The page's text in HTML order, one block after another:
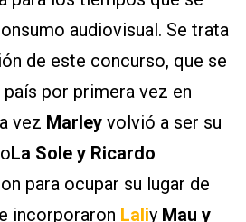
audiovisual. Se trata
de este concurso, que se
por primera vez en
vez Marley volvió a ser su
La Sole y Ricardo
para ocupar su lugar de
incorporaron Laliy Mau y